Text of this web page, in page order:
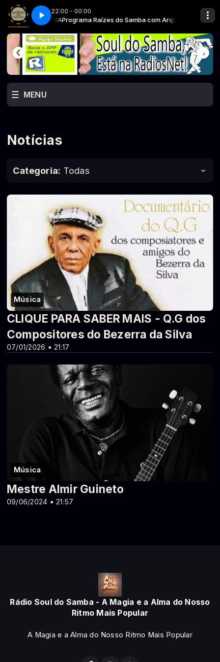
22:00 - 00:00
SOUL do SAMBAPrograma Raízes do Samba com Arquivo SOUL do
MENU
Notícias
Categoria: Todas
Música
07/01/2026 • 21:17
CLIQUE PARA SABER MAIS - Q.G dos
Compositores do Bezerra da Silva
Música
09/06/2024 • 21:57
Mestre Almir Guineto
Rádio Soul do Samba - A Magia e a Alma do Nosso
Ritmo Mais Popular
A Magia e a Alma do Nosso Ritmo Mais Popular